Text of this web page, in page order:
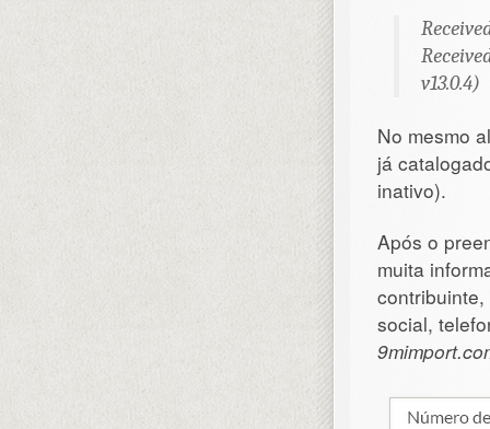
v13.0.4)
No mesmo
já
inativo).
Após o
muita
social,